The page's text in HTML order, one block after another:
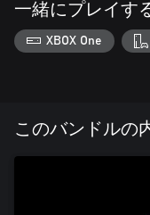
一緒にプレイす
XBOX One
このバンドルの